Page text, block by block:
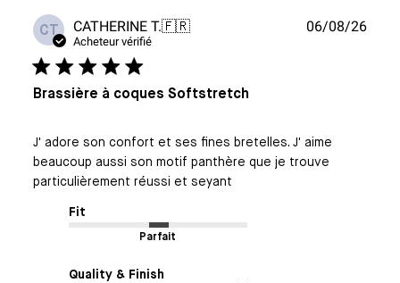
CT CATHERINE T.🇫🇷
Acheteur vérifié
Brassière à coques Softstretch
J' adore son confort et ses fines bretelles. J' aime
beaucoup aussi son motif panthère que je trouve
particulièrement réussi et seyant
Fit
Parfait
Quality & Finish
Date
06/08/26